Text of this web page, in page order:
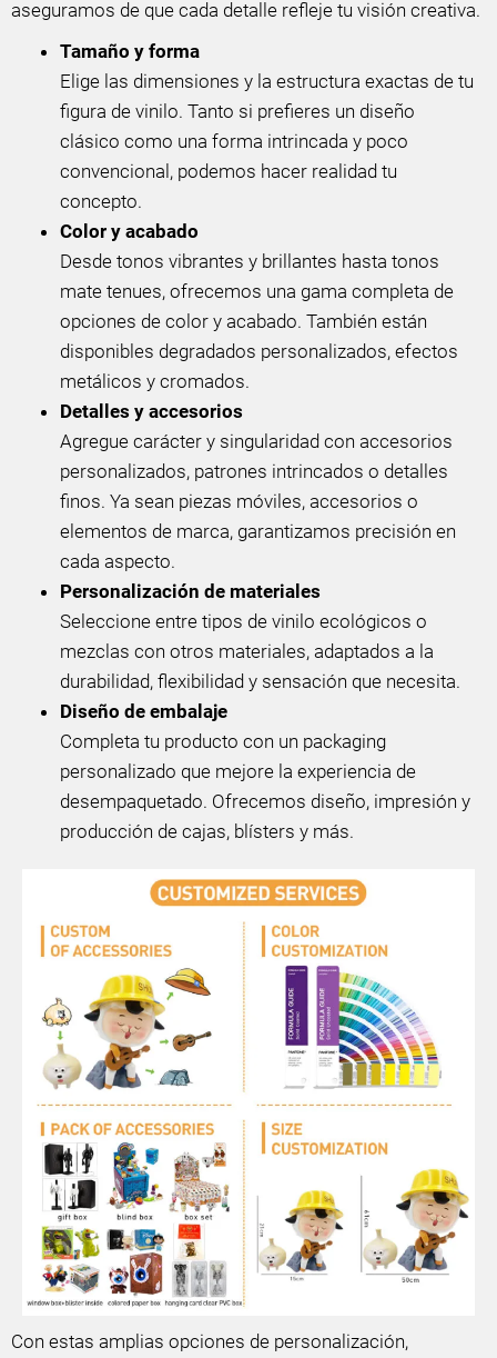
aseguramos de que cada detalle refleje tu visión creativa.
Tamaño y forma
Elige las dimensiones y la estructura exactas de tu
figura de vinilo. Tanto si prefieres un diseño
clásico como una forma intrincada y poco
convencional, podemos hacer realidad tu
concepto.
Color y acabado
Desde tonos vibrantes y brillantes hasta tonos
mate tenues, ofrecemos una gama completa de
opciones de color y acabado. También están
disponibles degradados personalizados, efectos
metálicos y cromados.
Detalles y accesorios
Agregue carácter y singularidad con accesorios
personalizados, patrones intrincados o detalles
finos. Ya sean piezas móviles, accesorios o
elementos de marca, garantizamos precisión en
cada aspecto.
Personalización de materiales
Seleccione entre tipos de vinilo ecológicos o
mezclas con otros materiales, adaptados a la
durabilidad, flexibilidad y sensación que necesita.
Diseño de embalaje
Completa tu producto con un packaging
personalizado que mejore la experiencia de
desempaquetado. Ofrecemos diseño, impresión y
producción de cajas, blísters y más.
Con estas amplias opciones de personalización,